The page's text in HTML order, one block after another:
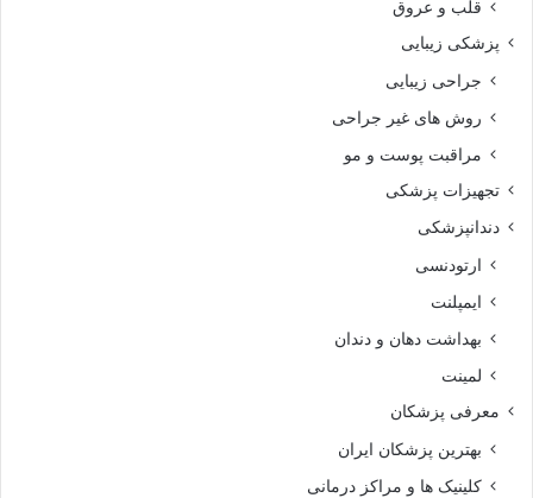
قلب و عروق
پزشکی زیبایی
جراحی زیبایی
روش های غیر جراحی
مراقبت پوست و مو
تجهیزات پزشکی
دندانپزشکی
ارتودنسی
ایمپلنت
بهداشت دهان و دندان
لمینت
معرفی پزشکان
بهترین پزشکان ایران
کلینیک ها و مراکز درمانی